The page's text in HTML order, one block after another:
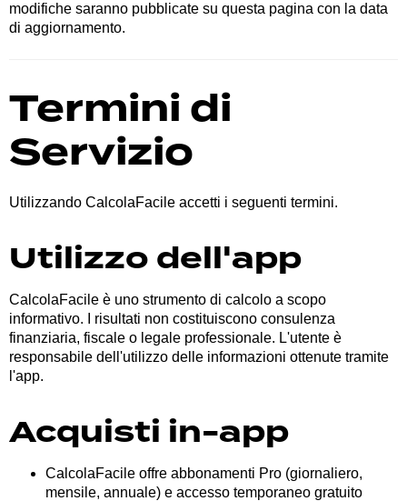
modifiche saranno pubblicate su questa pagina con la data
di aggiornamento.
Termini di
Servizio
Utilizzando CalcolaFacile accetti i seguenti termini.
Utilizzo dell'app
CalcolaFacile è uno strumento di calcolo a scopo
informativo. I risultati non costituiscono consulenza
finanziaria, fiscale o legale professionale. L'utente è
responsabile dell'utilizzo delle informazioni ottenute tramite
l'app.
Acquisti in-app
CalcolaFacile offre abbonamenti Pro (giornaliero,
mensile, annuale) e accesso temporaneo gratuito